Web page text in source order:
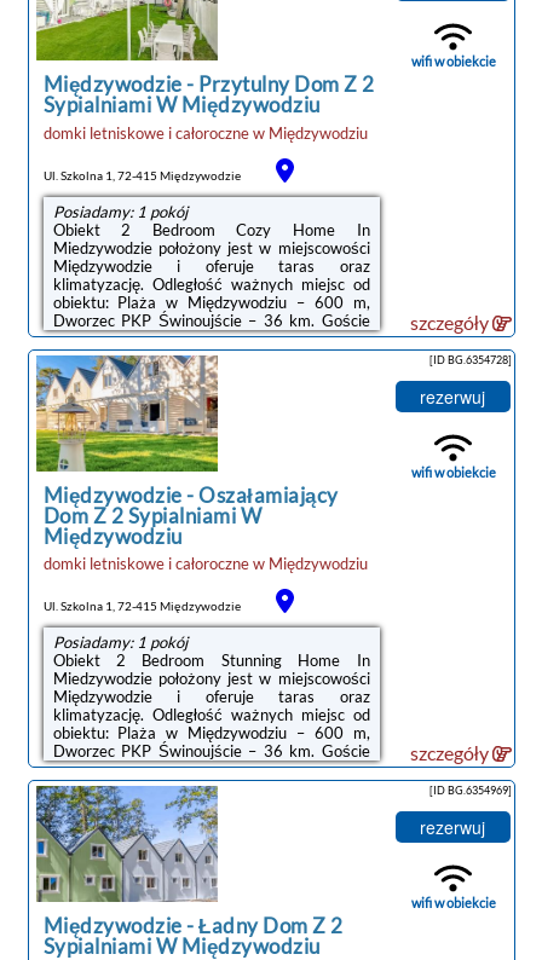
wyposażeniem, w tym lodówką i ekspresem
do kawy, a także łazienkę (1) z prysznicem.
Goście mają do dyspozycji telewizor z płaskim
ekranem.Odległość ...
Międzywodzie- Przytulny Dom Z 2
Sypialniami W Międzywodziu
domki letniskowe i całorocznew Międzywodziu
Ul. Szkolna 1, 72-415 Międzywodzie
Posiadamy: 1 pokój
Obiekt 2 Bedroom Cozy Home In
Miedzywodzie położony jest w miejscowości
Międzywodzie i oferuje taras oraz
klimatyzację. Odległość ważnych miejsc od
obiektu: Plaża w Międzywodziu – 600 m,
Dworzec PKP Świnoujście – 36 km. Goście
mogą korzystać z bezpłatnego WiFi we
wszystkich pomieszczeniach. Na terenie
obiektu dostępny jest też prywatny
parking.Oferta domu wakacyjnego obejmuje
kilka sypialni (2), salon, kuchnię z pełnym
wyposażeniem, w tym lodówką i ekspresem
do kawy, a także łazienkę (1) z prysznicem.
Goście mają do dyspozycji telewizor z płaskim
ekranem.Odległość ...
wifi w obiekcie
szczegóły
Międzywodzie-Oszałamiający
Dom Z 2 Sypialniami W
Międzywodziu
domki letniskowe i całorocznew Międzywodziu
Ul. Szkolna 1, 72-415 Międzywodzie
Posiadamy: 1 pokój
Obiekt 2 Bedroom Stunning Home In
Miedzywodzie położony jest w miejscowości
Międzywodzie i oferuje taras oraz
klimatyzację. Odległość ważnych miejsc od
obiektu: Plaża w Międzywodziu – 600 m,
Dworzec PKP Świnoujście – 36 km. Goście
mogą korzystać z bezpłatnego WiFi we
wszystkich pomieszczeniach. Na terenie
obiektu dostępny jest też prywatny
parking.Oferta domu wakacyjnego obejmuje
kilka sypialni (2), salon, kuchnię z pełnym
wyposażeniem, w tym lodówką i ekspresem
do kawy, a także łazienkę (1) z prysznicem.
Goście mają do dyspozycji telewizor z płaskim
ekranem.Odległość ...
[ID BG.6354728]
rezerwuj
wifi w obiekcie
szczegóły
Międzywodzie-Ładny Dom Z 2
Sypialniami W Międzywodziu
[ID BG.6354969]
rezerwuj
wifi w obiekcie